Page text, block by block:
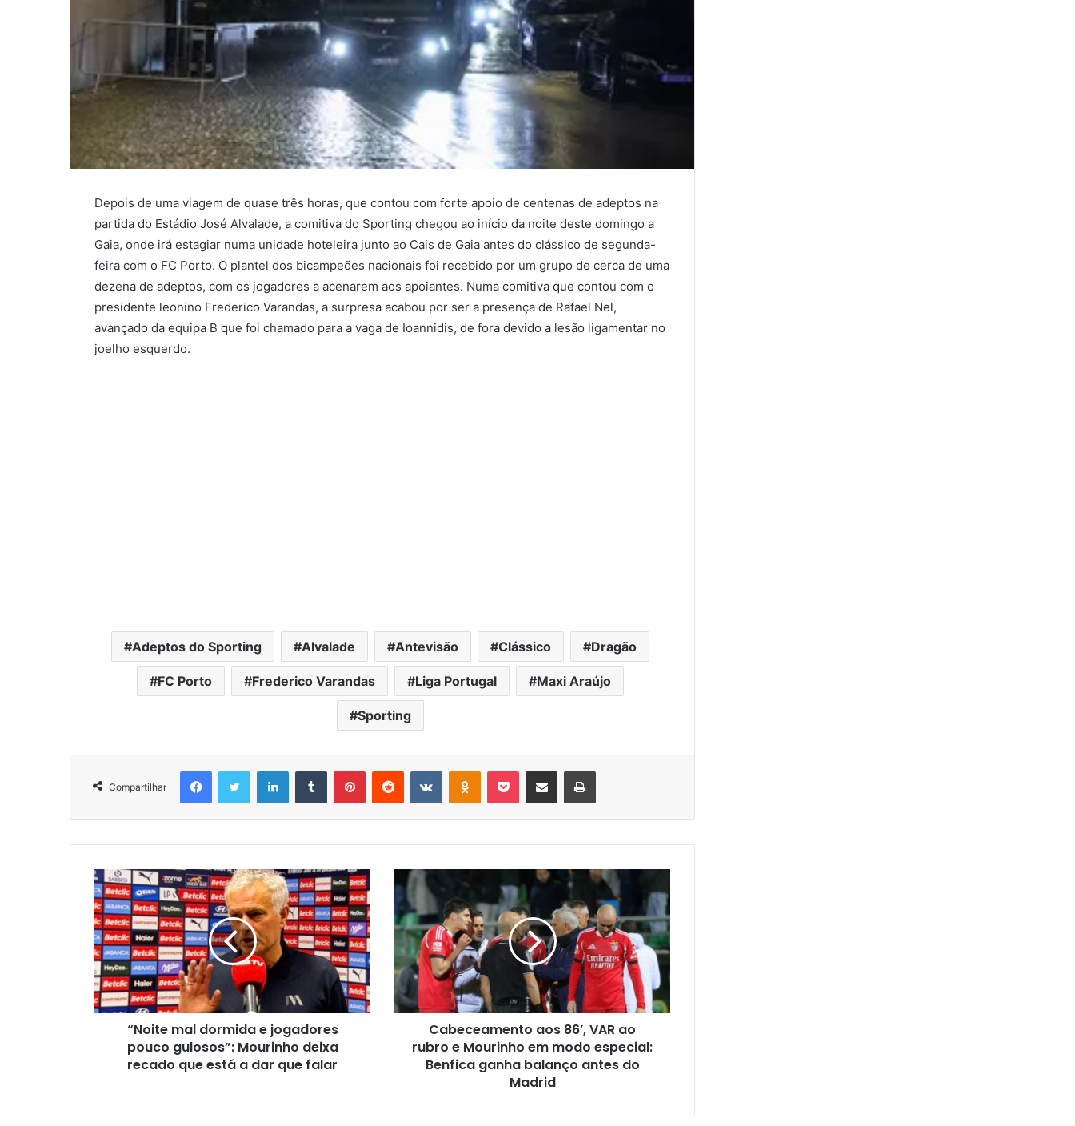
Depois de uma viagem de quase três horas, que contou com forte apoio de centenas de adeptos na
partida do Estádio José Alvalade, a comitiva do Sporting chegou ao início da noite deste domingo a
Gaia, onde irá estagiar numa unidade hoteleira junto ao Cais de Gaia antes do clássico de segunda-
feira com o FC Porto. O plantel dos bicampeões nacionais foi recebido por um grupo de cerca de uma
dezena de adeptos, com os jogadores a acenarem aos apoiantes. Numa comitiva que contou com o
presidente leonino Frederico Varandas, a surpresa acabou por ser a presença de Rafael Nel,
avançado da equipa B que foi chamado para a vaga de Ioannidis, de fora devido a lesão ligamentar no
joelho esquerdo.
Adeptos do Sporting Alvalade Antevisão Clássico Dragão
FC Porto Frederico Varandas Liga Portugal Maxi Araújo
Sporting
Compartilhar
FacebookTwitter LinkedinTumblr PinterestReddit VK OK Pocket Compartilhar via e-mail Imprimir
“Noite mal dormida e jogadores
pouco gulosos”: Mourinho deixa
recado que está a dar que falar
Cabeceamento aos 86’, VAR ao
rubro e Mourinho em modo especial:
Benfica ganha balanço antes do
Madrid